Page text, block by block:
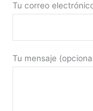
Tu correo
Tu mensaje